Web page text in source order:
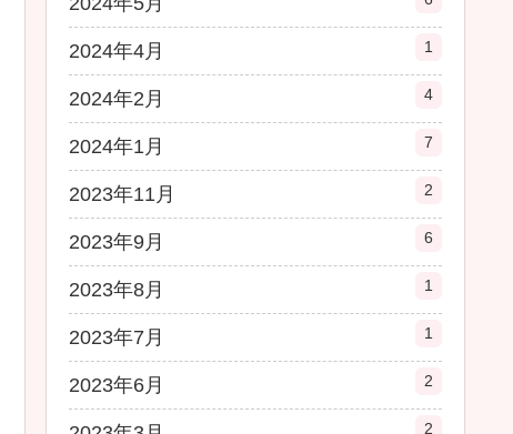
2024年4月 1
2024年2月 4
2024年1月 7
2023年11月 2
2023年9月 6
2023年8月 1
2023年7月 1
2023年6月 2
2